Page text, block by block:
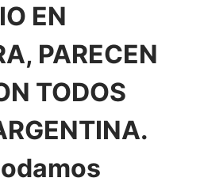
EN
PARECEN
TODOS